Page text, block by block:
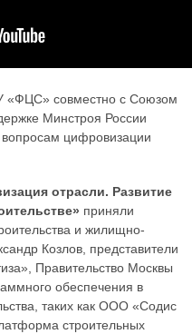
«ФЦС» совместно с Союзом
Минстроя России
цифровизации
отрасли. Развитие
приняли
и жилищно-
Козлов, представители
Правительство Москвы
обеспечения в
таких как ООО «Содис
строительных